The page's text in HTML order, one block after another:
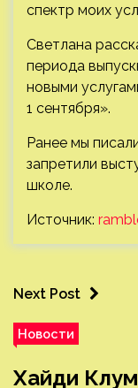
спектр моих
Светлана
периода
новыми
1 сентября».
Ранее мы
запретили
школе.
Источник:
Next Post
Новости
Хайди